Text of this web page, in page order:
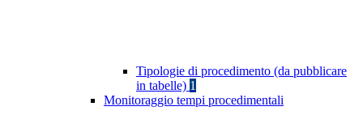
Tipologie di procedimento (da pubblicare
in tabelle) 1
Monitoraggio tempi procedimentali